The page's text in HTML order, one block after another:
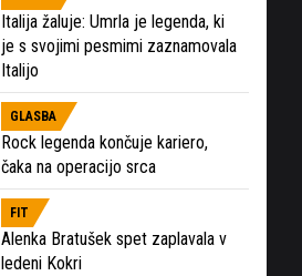
Italija žaluje: Umrla je legenda, ki
je s svojimi pesmimi zaznamovala
Italijo
GLASBA
Rock legenda končuje kariero,
čaka na operacijo srca
FIT
Alenka Bratušek spet zaplavala v
ledeni Kokri